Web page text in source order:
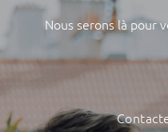
Nous serons là pour